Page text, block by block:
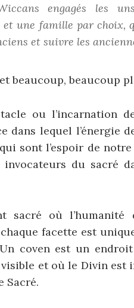
engagés les
une famille par choix,
et suivre les
beaucoup, beaucoup
ou l’incarnation
lequel l’énergie
sont l’espoir de
du sacré
sacré où l’humanité
facette est
coven est un
et où le Divin est
Sacré.